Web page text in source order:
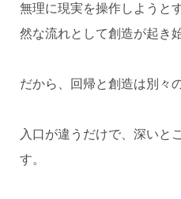
無理に現実を操作しようと
然な流れとして創造が起き
だから、回帰と創造は別々
入口が違うだけで、深いと
す。